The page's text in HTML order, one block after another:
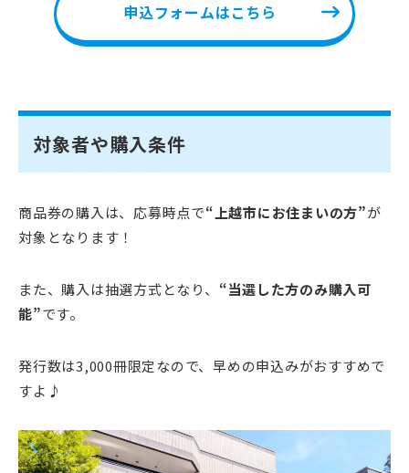
申込フォームはこちら
対象者や購入条件
商品券の購入は、応募時点で“上越市にお住まいの方”が
対象となります！
また、購入は抽選方式となり、 “当選した方のみ購入可
能”です。
発行数は3,000冊限定なので、早めの申込みがおすすめで
すよ♪